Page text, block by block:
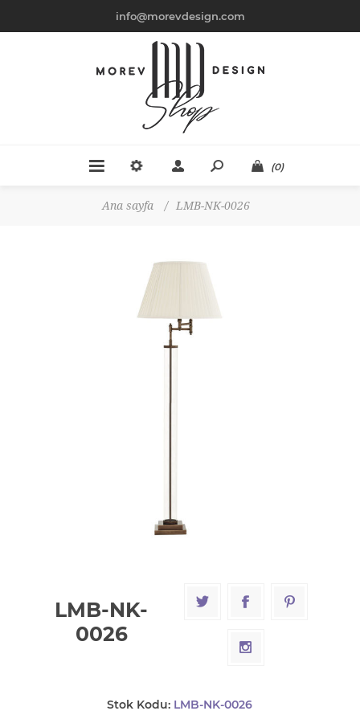
info@morevdesign.com
(0)
Ana sayfa / LMB-NK-0026
LMB-NK-
0026
Stok Kodu: LMB-NK-0026